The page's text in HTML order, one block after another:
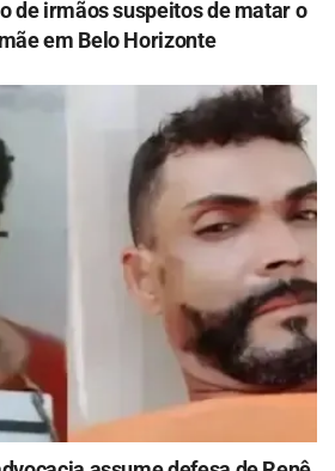
de irmãos suspeitos de matar o
em Belo Horizonte